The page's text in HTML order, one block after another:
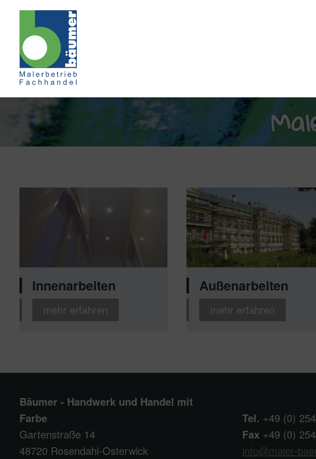
Innenarbeiten
mehr erfahren
Außenarbeiten
mehr erfahren
Bäumer - Handwerk und Handel mit
Farbe
Gartenstraße 14
48720 Rosendahl-Osterwick
Tel. +49 (0)
Fax +49 (0)
info@maler-